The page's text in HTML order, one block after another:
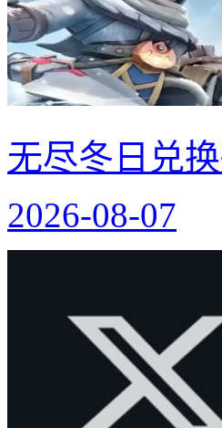
无尽冬日兑
2026-08-07